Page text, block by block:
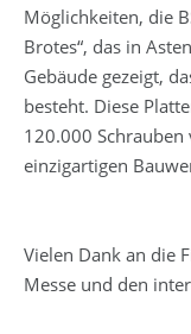
Möglichkeiten, die
Brotes“, das in
Gebäude gezeigt,
besteht. Diese
120.000 Schrauben
einzigartigen
Vielen Dank an die
Messe und den